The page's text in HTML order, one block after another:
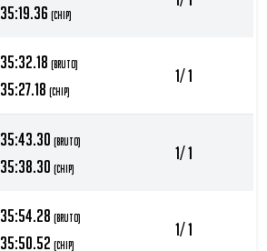
35:19.36 (chip)
35:32.18 (bruto)
35:27.18 (chip)
1/ 1
35:43.30 (bruto)
35:38.30 (chip)
1/ 1
35:54.28 (bruto)
35:50.52 (chip)
1/ 1